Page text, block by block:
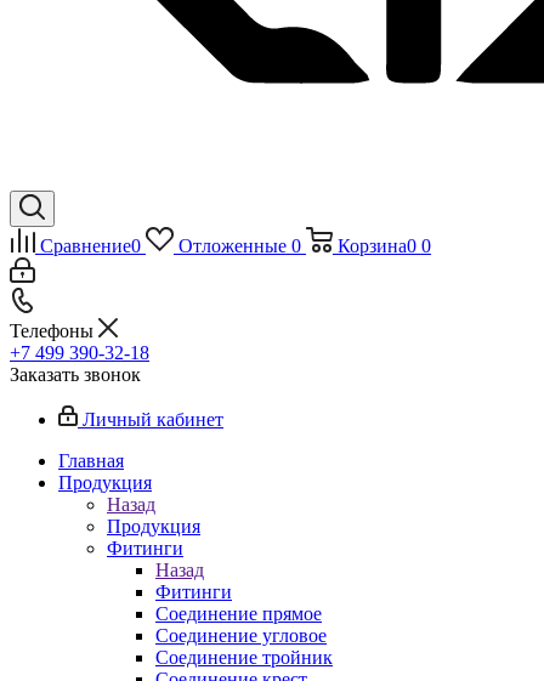
Сравнение0 Отложенные 0 Корзина0 0
Телефоны
+7 499 390-32-18
Заказать звонок
Личный кабинет
Главная
Продукция
Назад
Продукция
Фитинги
Назад
Фитинги
Соединение прямое
Соединение угловое
Соединение тройник